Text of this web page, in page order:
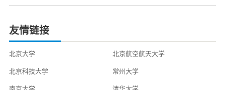
友情链接
北京大学
北京航空航天大学
北京科技大学
常州大学